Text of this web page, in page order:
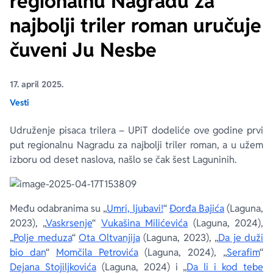
najbolji triler roman uručuje
čuveni Ju Nesbe
17. april 2025.
Vesti
Udruženje pisaca trilera – UPiT dodeliće ove godine prvi
put regionalnu Nagradu za najbolji triler roman, a u užem
izboru od deset naslova, našlo se čak šest Laguninih.
Među odabranima su „Umri, ljubavi!“Đorđa Bajića(Laguna,
2023), „Vaskrsenje“ Vukašina Milićevića (Laguna, 2024),
„Polje meduza“ Ota Oltvanjija(Laguna, 2023), „Da je duži
bio dan“ Momčila Petrovića(Laguna, 2024), „Serafim“
Dejana Stojiljkovića(Laguna, 2024) i „Da li i kod tebe
Ekranizovane knjige
E-knjige
Autori
Poezija
Biografija
Bojan Ljubenović
Milica Jakovljević Mir-Jam
Peter Handke
Elif Šafak